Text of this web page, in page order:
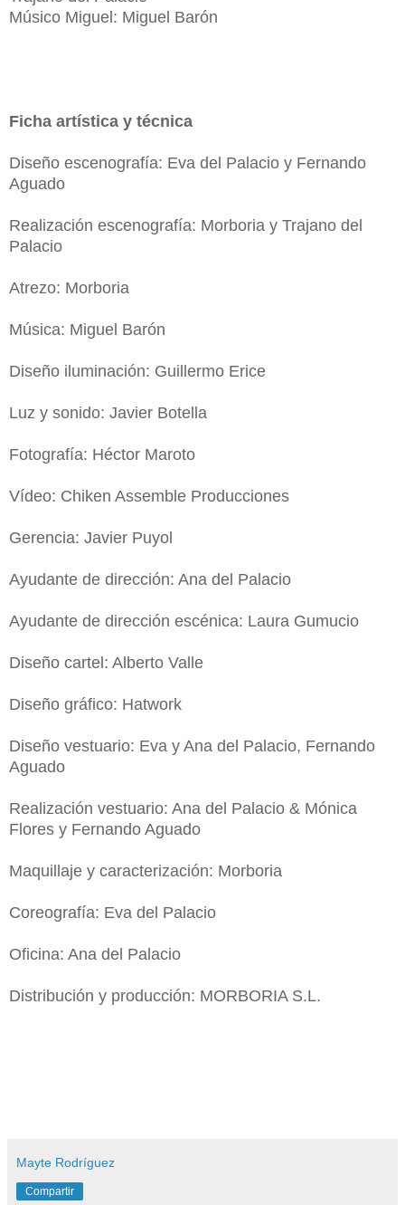
Músico Miguel: Miguel Barón
Ficha artística y técnica
Diseño escenografía: Eva del Palacio y Fernando
Aguado
Realización escenografía: Morboria y Trajano del
Palacio
Atrezo: Morboria
Música: Miguel Barón
Diseño iluminación: Guillermo Erice
Luz y sonido: Javier Botella
Fotografía: Héctor Maroto
Vídeo: Chiken Assemble Producciones
Gerencia: Javier Puyol
Ayudante de dirección: Ana del Palacio
Ayudante de dirección escénica: Laura Gumucio
Diseño cartel: Alberto Valle
Diseño gráfico: Hatwork
Diseño vestuario: Eva y Ana del Palacio, Fernando
Aguado
Realización vestuario: Ana del Palacio & Mónica
Flores y Fernando Aguado
Maquillaje y caracterización: Morboria
Coreografía: Eva del Palacio
Oficina: Ana del Palacio
Distribución y producción: MORBORIA S.L.
Mayte Rodríguez
Compartir